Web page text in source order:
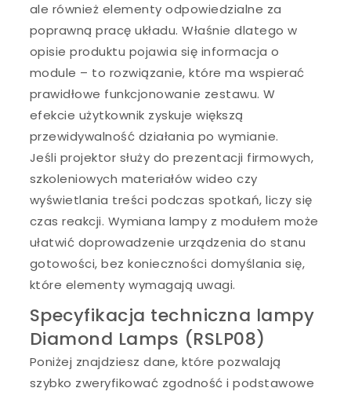
ale również elementy odpowiedzialne za
poprawną pracę układu. Właśnie dlatego w
opisie produktu pojawia się informacja o
module – to rozwiązanie, które ma wspierać
prawidłowe funkcjonowanie zestawu. W
efekcie użytkownik zyskuje większą
przewidywalność działania po wymianie.
Jeśli projektor służy do prezentacji firmowych,
szkoleniowych materiałów wideo czy
wyświetlania treści podczas spotkań, liczy się
czas reakcji. Wymiana lampy z modułem może
ułatwić doprowadzenie urządzenia do stanu
gotowości, bez konieczności domyślania się,
które elementy wymagają uwagi.
Specyfikacja techniczna lampy
Diamond Lamps (RSLP08)
Poniżej znajdziesz dane, które pozwalają
szybko zweryfikować zgodność i podstawowe